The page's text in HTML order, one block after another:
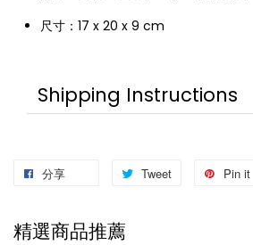
尺寸：17 x 20 x 9 cm
Shipping Instructions
分享 Tweet Pin it
精選商品推薦